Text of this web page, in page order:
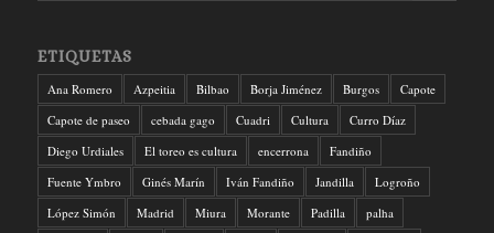
ETIQUETAS
Ana Romero Azpeitia Bilbao Borja Jiménez Burgos
Capote
Capote de paseo
cebada gago Cuadri Cultura
Curro Díaz
Diego Urdiales
El toreo es cultura encerrona
Fandiño
Fuente Ymbro
Ginés Marín Iván Fandiño Jandilla
Logroño
López Simón
Madrid Miura Morante Padilla
palha